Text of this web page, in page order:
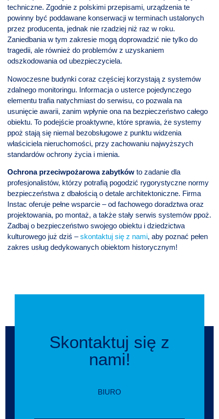
techniczne. Zgodnie z polskimi przepisami, urządzenia te
powinny być poddawane konserwacji w terminach ustalonych
przez producenta, jednak nie rzadziej niż raz w roku.
Zaniedbania w tym zakresie mogą doprowadzić nie tylko do
tragedii, ale również do problemów z uzyskaniem
odszkodowania od ubezpieczyciela.
Nowoczesne budynki coraz częściej korzystają z systemów
zdalnego monitoringu. Informacja o usterce pojedynczego
elementu trafia natychmiast do serwisu, co pozwala na
usunięcie awarii, zanim wpłynie ona na bezpieczeństwo całego
obiektu. To podejście proaktywne, które sprawia, że systemy
ppoż stają się niemal bezobsługowe z punktu widzenia
właściciela nieruchomości, przy zachowaniu najwyższych
standardów ochrony życia i mienia.
Ochrona przeciwpożarowa zabytków to zadanie dla
profesjonalistów, którzy potrafią pogodzić rygorystyczne normy
bezpieczeństwa z dbałością o detale architektoniczne. Firma
Instac oferuje pełne wsparcie – od fachowego doradztwa oraz
projektowania, po montaż, a także stały serwis systemów ppoż.
Zadbaj o bezpieczeństwo swojego obiektu i dziedzictwa
kulturowego już dziś –skontaktuj się z nami, aby poznać pełen
zakres usług dedykowanych obiektom historycznym!
Skontaktuj się z
nami!
BIURO